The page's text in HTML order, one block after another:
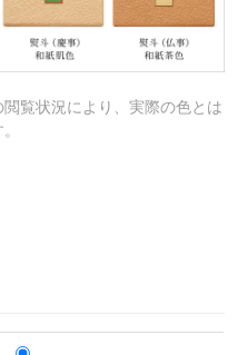
覧状況により、実際の色とは